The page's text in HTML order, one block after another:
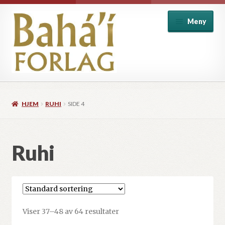
Hopp
til
navigasjon
Hopp
til
innhold
Meny
Historie og biografi
HJEM RUHI SIDE 4
Ruhi
Viser 37–48 av 64 resultater